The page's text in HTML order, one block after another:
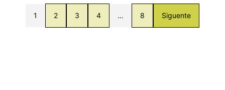
1 2 3 4 … 8 Siguente